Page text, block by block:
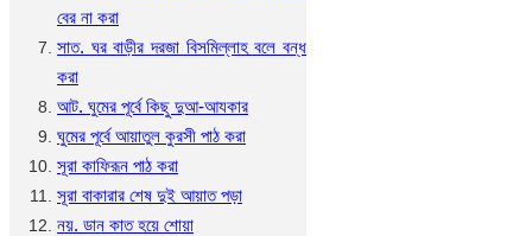
বের না করা
সাত. ঘর বাড়ীর দরজা বিসমিল্লাহ বলে বন্ধ
করা
আট. ঘুমের পূর্বে কিছু দুআ-আযকার
ঘুমের পূর্বে আয়াতুল কুরসী পাঠ করা
সূরা কাফিরূন পাঠ করা
সূরা বাকারার শেষ দুই আয়াত পড়া
নয়. ডান কাত হয়ে শোয়া